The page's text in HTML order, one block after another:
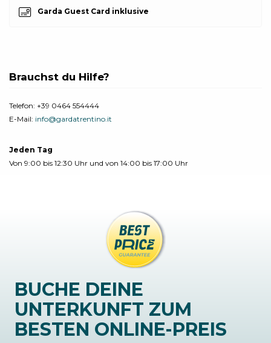
Garda Guest Card inklusive
Brauchst du Hilfe?
Telefon: +39 0464 554444
E-Mail: info@gardatrentino.it
Jeden Tag
Von 9:00 bis 12:30 Uhr und von 14:00 bis 17:00 Uhr
BUCHE DEINE
UNTERKUNFT ZUM
BESTEN ONLINE-PREIS